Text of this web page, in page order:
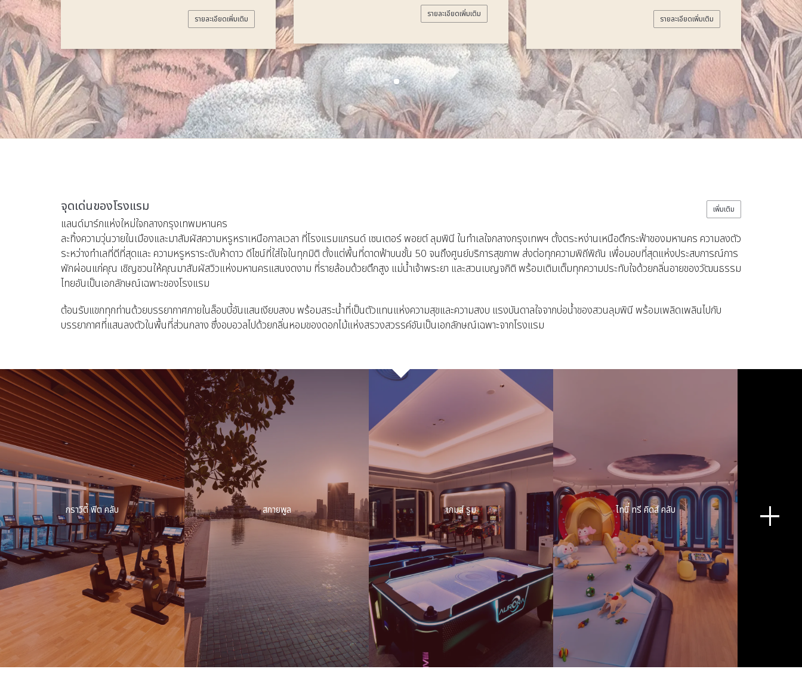
รายละเอียดเพิ่มเติม รายละเอียดเพิ่มเติม รายละเอียดเพิ่มเติม รายละเอียดเพิ่มเติม
จุดเด่นของโรงแรม เพิ่มเติม
แลนด์มาร์กแห่งใหม่ใจกลางกรุงเทพมหานคร
ละทิ้งความวุ่นวายในเมืองและมาสัมผัสความหรูหราเหนือกาลเวลา ที่โรงแรมแกรนด์ เซนเตอร์ พอยต์ ลุมพินี ในทำเลใจกลางกรุงเทพฯ ตั้งตระหง่านเหนือตึกระฟ้าของมหานคร ความลงตัว
ระหว่างทำเลที่ดีที่สุดและ ความหรูหราระดับห้าดาว ดีไซน์ที่ใส่ใจในทุกมิติ ตั้งแต่พื้นที่ดาดฟ้าบนชั้น 50 จนถึงศูนย์บริการสุขภาพ ส่งต่อทุกความพิถีพิถัน เพื่อมอบที่สุดแห่งประสบการณ์การ
พักผ่อนแก่คุณ เชิญชวนให้คุณมาสัมผัสวิวแห่งมหานครแสนงดงาม ที่รายล้อมด้วยตึกสูง แม่น้ำเจ้าพระยา และสวนเบญจกิติ พร้อมเติมเต็มทุกความประทับใจด้วยกลิ่นอายของวัฒนธรรม
ไทยอันเป็นเอกลักษณ์เฉพาะของโรงแรม
ต้อนรับแขกทุกท่านด้วยบรรยากาศภายในล็อบบี้อันแสนเงียบสงบ พร้อมสระน้ำที่เป็นตัวแทนแห่งความสุขและความสงบ แรงบันดาลใจจากบ่อน้ำของสวนลุมพินี พร้อมเพลิดเพลินไปกับ
บรรยากาศที่แสนลงตัวในพื้นที่ส่วนกลาง ซึ่งอบอวลไปด้วยกลิ่นหอมของดอกไม้แห่งสรวงสวรรค์อันเป็นเอกลักษณ์เฉพาะจากโรงแรม
กราวิตี้ ฟิต คลับ สกายพูล เกมส์ รูม ไทนี่ ทรี คิดส์ คลับ